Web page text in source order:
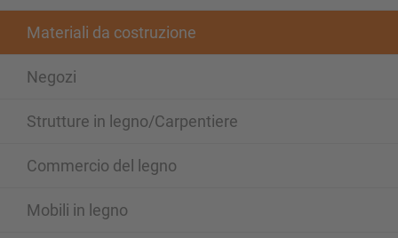
Materiali da costruzione
Negozi
Strutture in legno/Carpentiere
Commercio del legno
Mobili in legno